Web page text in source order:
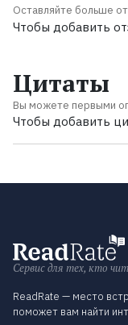
Оставляйте больше
Чтобы добавить
Цитаты
Вы можете первыми
Чтобы добавить
Сервис для тех, кто
ReadRate — место
поможет вам найти